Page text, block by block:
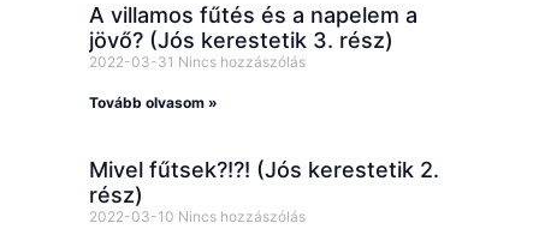
A villamos fűtés és a napelem a
jövő? (Jós kerestetik 3. rész)
2022-03-31 Nincs hozzászólás
Tovább olvasom »
Mivel fűtsek?!?! (Jós kerestetik 2.
rész)
2022-03-10 Nincs hozzászólás